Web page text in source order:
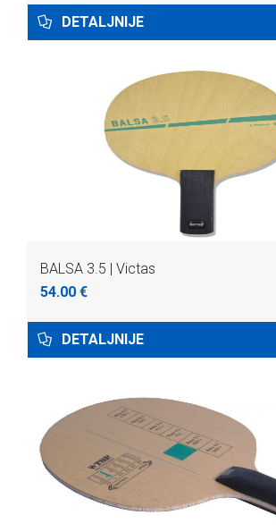
DETALJNIJE
BALSA 3.5 | Victas
54.00 €
DETALJNIJE